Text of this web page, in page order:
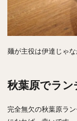
麺が主役は伊達じゃ
秋葉原でラン
完全無欠の秋葉原ラ